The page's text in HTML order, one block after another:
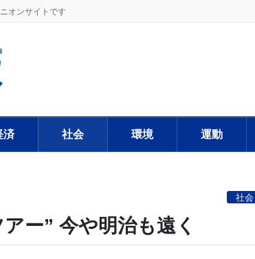
オンサイトです
済 社会 環境 運動
社会
ー” 今や明治も遠く